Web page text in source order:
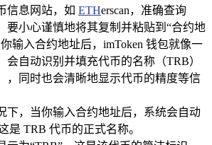
信息网站，如 ETHerscan，准确查询
要小心谨慎地将其复制并粘贴到“合约地
输入合约地址后，imToken 钱包就像一
会自动识别并填充代币的名称（TRB）
，同时也会清晰地显示代币的精度等信
下，当你输入合约地址后，系统会自动
是 TRB 代币的正式名称。